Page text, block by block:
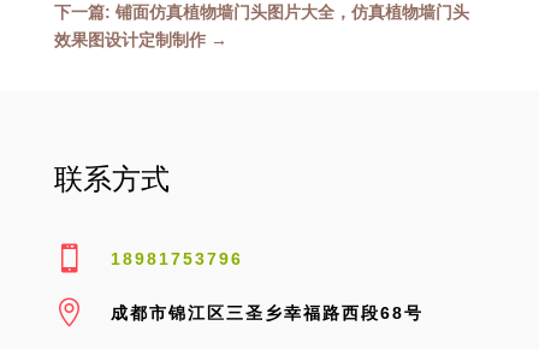
下一篇: 铺面仿真植物墙门头图片大全，仿真植物墙门头
效果图设计定制制作→
联系方式
 18981753796
 成都市锦江区三圣乡幸福路西段68号